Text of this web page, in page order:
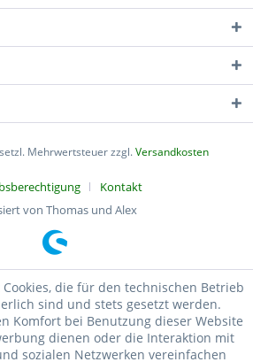
Mehrwertsteuer zzgl.Versandkosten
Kontakt
von Thomas und Alex
die für den technischen Betrieb
sind und stets gesetzt werden.
Komfort bei Benutzung dieser Website
dienen oder die Interaktion mit
sozialen Netzwerken vereinfachen